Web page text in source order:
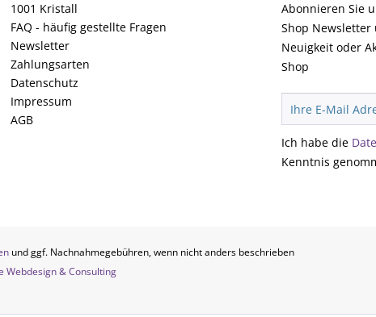
1001 Kristall
FAQ - häufig gestellte Fragen
Newsletter
Zahlungsarten
Datenschutz
Impressum
AGB
Abonnieren Sie
Shop Newsletter
Neuigkeit oder
Shop
Ich habe die
Kenntnis
und ggf. Nachnahmegebühren, wenn nicht anders beschrieben
Webdesign & Consulting